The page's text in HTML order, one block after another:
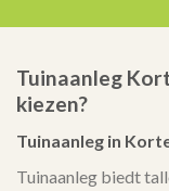
Tuinaanleg
kiezen?
Tuinaanleg in
Tuinaanleg biedt